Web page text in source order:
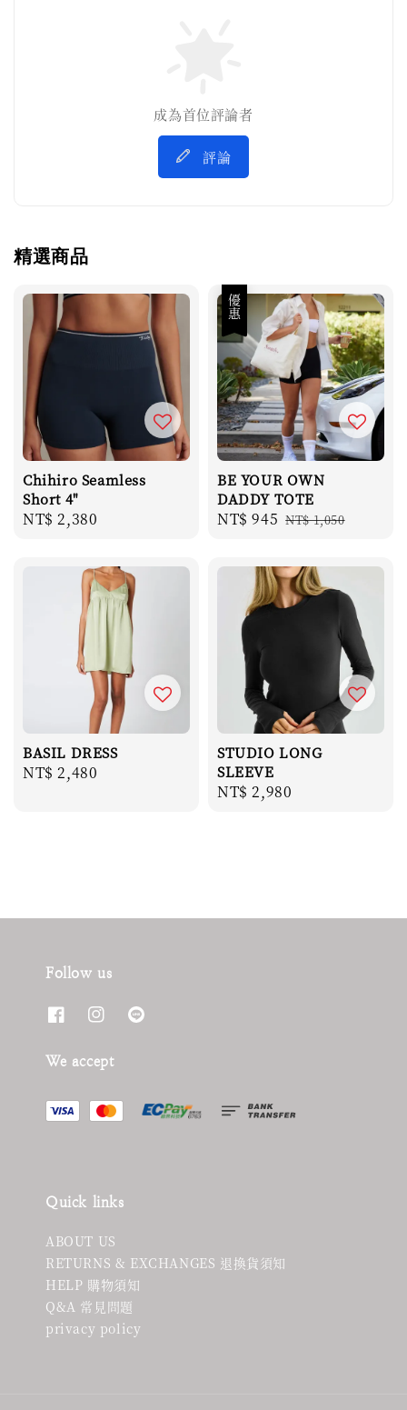
成為首位評論者
評論
精選商品
Chihiro Seamless
Short 4"
Regular
NT$ 2,380
優惠
BE YOUR OWN
DADDY TOTE
Sale
NT$ 945 Regular
NT$ 1,050
BASIL DRESS
Regular
NT$ 2,480
STUDIO LONG
SLEEVE
Regular
NT$ 2,980
Follow us
We accept
Quick links
ABOUT US
RETURNS & EXCHANGES 退換貨須知
HELP 購物須知
Q&A 常見問題
privacy policy